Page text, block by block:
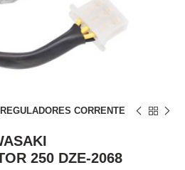
REGULADORES CORRENTE
250 DZE-2068